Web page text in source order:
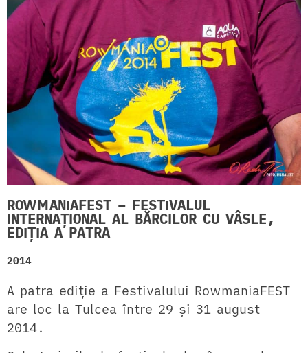
ROWMANIAFEST – FESTIVALUL
INTERNAȚIONAL AL BĂRCILOR CU VÂSLE,
EDIȚIA A PATRA
2014
A patra ediție a Festivalului RowmaniaFEST
are loc la Tulcea între 29 și 31 august
2014.